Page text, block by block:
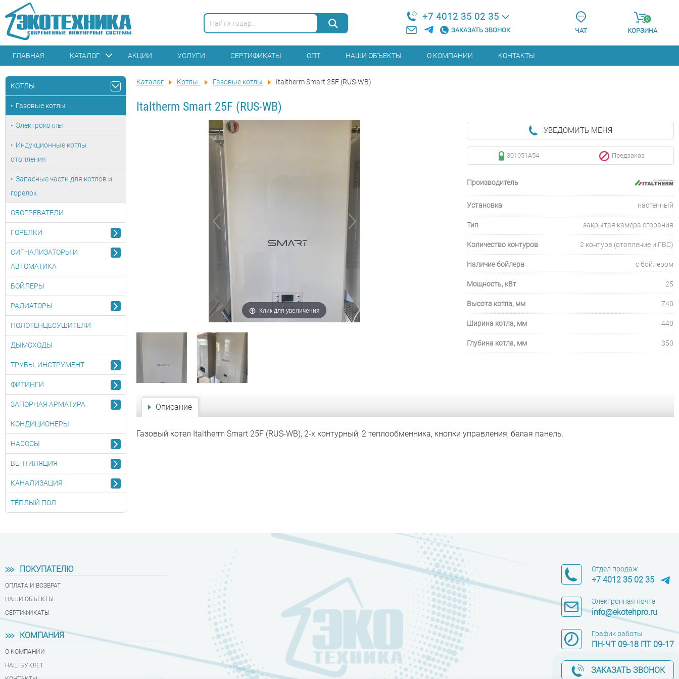
+7 4012 35 02 35
ЗАКАЗАТЬ ЗВОНОК ЧАТ
0
КОРЗИНА
ГЛАВНАЯ КАТАЛОГ АКЦИИ УСЛУГИ СЕРТИФИКАТЫ ОПТ НАШИ ОБЪЕКТЫ О КОМПАНИИ КОНТАКТЫ
Каталог Котлы Газовые котлы Italtherm Smart 25F (RUS-WB)
Italtherm Smart 25F (RUS-WB)
Клик для увеличения
УВЕДОМИТЬ МЕНЯ
301051A54 Предзаказ
Производитель
Установка настенный
Тип закрытая камера сгорания
Количество контуров 2 контура (отопление и ГВС)
Наличие бойлера с бойлером
Мощность, кВт 25
Высота котла, мм 740
Ширина котла, мм 440
Глубина котла, мм 350
Описание
Газовый котел Italtherm Smart 25F (RUS-WB), 2-х контурный, 2 теплообменника, кнопки управления, белая панель.
КОТЛЫ
Газовые котлы
Электрокотлы
Индукционные котлы
отопления
Запасные части для котлов и
горелок
ОБОГРЕВАТЕЛИ
ГОРЕЛКИ
СИГНАЛИЗАТОРЫ И
АВТОМАТИКА
БОЙЛЕРЫ
РАДИАТОРЫ
ПОЛОТЕНЦЕСУШИТЕЛИ
ДЫМОХОДЫ
ТРУБЫ, ИНСТРУМЕНТ
ФИТИНГИ
ЗАПОРНАЯ АРМАТУРА
КОНДИЦИОНЕРЫ
НАСОСЫ
ВЕНТИЛЯЦИЯ
КАНАЛИЗАЦИЯ
ТЁПЛЫЙ ПОЛ
ПОКУПАТЕЛЮ
ОПЛАТА И ВОЗВРАТ
НАШИ ОБЪЕКТЫ
СЕРТИФИКАТЫ
КОМПАНИЯ
О КОМПАНИИ
НАШ БУКЛЕТ
Отдел продаж
+7 4012 35 02 35
Электронная почта
info@ekotehpro.ru
График работы
ПН-ЧТ 09-18 ПТ 09-17
ЗАКАЗАТЬ ЗВОНОК